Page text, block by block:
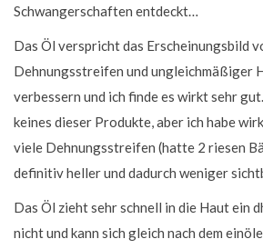
Schwangerschaften entdeckt…
Das Öl verspricht das Erscheinungsbild
Dehnungsstreifen und ungleichmäßiger
verbessern und ich finde es wirkt sehr
keines dieser Produkte, aber ich habe
viele Dehnungsstreifen (hatte 2 riesen
definitiv heller und dadurch weniger
Das Öl zieht sehr schnell in die Haut ein
nicht und kann sich gleich nach dem